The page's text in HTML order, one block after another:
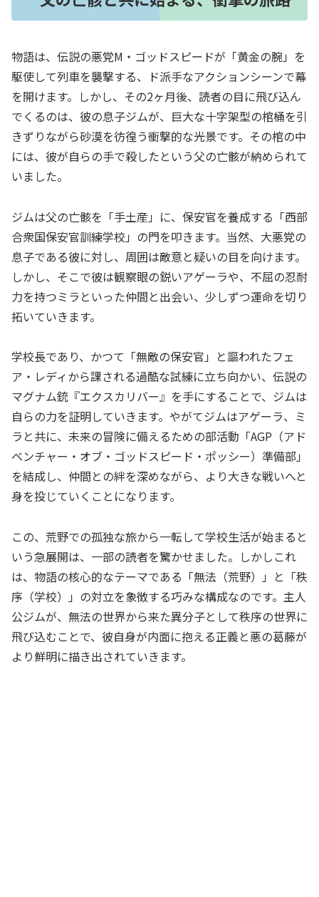
物語は、伝説の悪党M・ゴッドスピードが「黄金の腕」を
駆使して列車を襲撃する、ド派手なアクションシーンで幕
を開けます。しかし、その2ヶ月後、読者の目に飛び込ん
でくるのは、彼の息子ジムが、巨大な十字架型の棺桶を引
きずりながら砂漠を彷徨う衝撃的な光景です。その棺の中
には、彼が自らの手で殺したという父の亡骸が納められて
いました。
ジムは父の亡骸を「手土産」に、保安官を養成する「西部
合衆国保安官訓練学校」の門を叩きます。当然、大悪党の
息子である彼に対し、周囲は敵意と疑いの目を向けます。
しかし、そこで彼は観察眼の鋭いアゲーラや、不屈の忍耐
力を持つミラといった仲間と出会い、少しずつ運命を切り
拓いていきます。
学校長であり、かつて「無敵の保安官」と謳われたフェ
ア・レディから課される過酷な試練に立ち向かい、伝説の
マグナム銃『エクスカリバー』を手にすることで、ジムは
自らの力を証明していきます。やがてジムはアゲーラ、ミ
ラと共に、未来の冒険に備えるための部活動「AGP（アド
ベンチャー・オブ・ゴッドスピード・ポッシー）準備部」
を結成し、仲間との絆を深めながら、より大きな戦いへと
身を投じていくことになります。
この、荒野での孤独な旅から一転して学校生活が始まると
いう急展開は、一部の読者を驚かせました。しかしこれ
は、物語の核心的なテーマである「無法（荒野）」と「秩
序（学校）」の対立を象徴する巧みな構成なのです。主人
公ジムが、無法の世界から来た異分子として秩序の世界に
飛び込むことで、彼自身が内面に抱える正義と悪の葛藤が
より鮮明に描き出されていきます。